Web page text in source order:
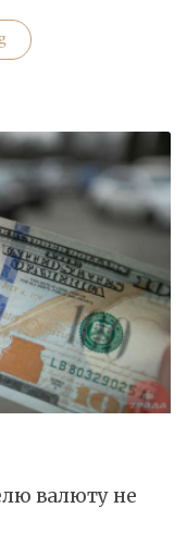
«Украина
практически
зерновые
культуры»
валюту не